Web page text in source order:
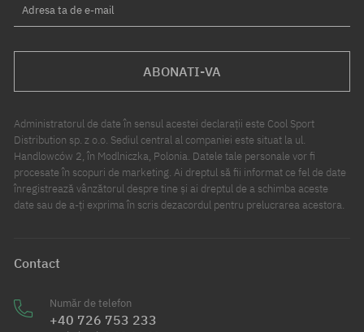
Adresa ta de e-mail
ABONATI-VA
Administratorul de date în sensul acestei declarații este Cool Sport
Distribution sp. z o.o. Sediul central al companiei este situat la ul.
Handlowców 2, în Modlniczka, Polonia. Datele tale personale vor fi
procesate în scopuri de marketing. Ai dreptul să fii informat ce fel de date
înregistrează vânzătorul despre tine și ai dreptul de a schimba aceste
date sau de a-ți exprima în scris dezacordul pentru prelucrarea acestora.
Contact
Număr de telefon
+40 726 753 233